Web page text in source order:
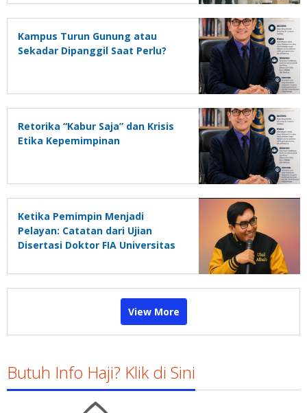
Kampus Turun Gunung atau
Sekadar Dipanggil Saat Perlu?
Retorika “Kabur Saja” dan Krisis
Etika Kepemimpinan
Ketika Pemimpin Menjadi
Pelayan: Catatan dari Ujian
Disertasi Doktor FIA Universitas
View More
Butuh Info Haji? Klik di Sini